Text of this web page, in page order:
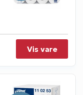
Vis vare